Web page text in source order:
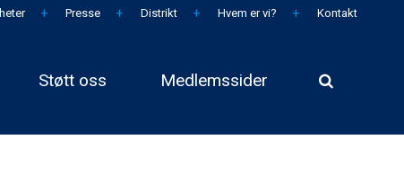
Presse Distrikt Hvem er vi? Kontakt
Støtt oss Medlemssider